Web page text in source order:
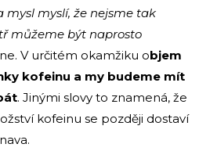
mysl myslí, že nejsme tak
můžeme být naprosto
V určitém okamžiku objem
kofeinu a my budeme mít
. Jinými slovy to znamená, že
kofeinu se později dostaví